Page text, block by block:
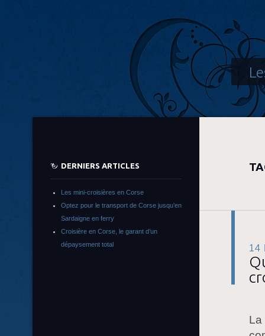
14
La
DERNIERS ARTICLES
Les mini-croisières en Corse
Optez pour le transport de Corse jusqu’en
Sardaigne en ferry
Croisière en Corse, le garant d’un
dépaysement total